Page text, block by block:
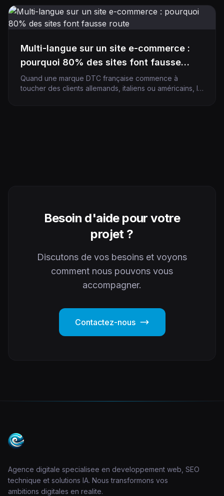
complique chaque mise à jour de contenu, ou qu’il […]
Multi-langue sur un site e-commerce :
pourquoi 80% des sites font fausse
route
Quand une marque DTC française commence à
toucher des clients allemands, italiens ou américains, la
Besoin d'aide pour votre
projet ?
Discutons de vos besoins et voyons
comment nous pouvons vous
accompagner.
Contactez-nous
Agence digitale specialisee en developpement web, SEO
technique et solutions IA. Nous transformons vos
ambitions digitales en realite.